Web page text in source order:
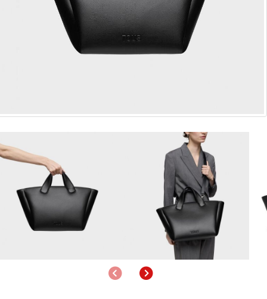
AnteriorSiguiente